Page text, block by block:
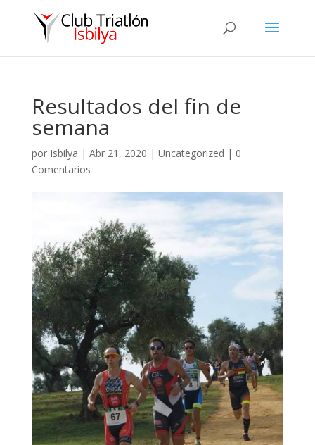
Resultados del fin de
semana
por Isbilya | Abr 21, 2020 | Uncategorized | 0
Comentarios